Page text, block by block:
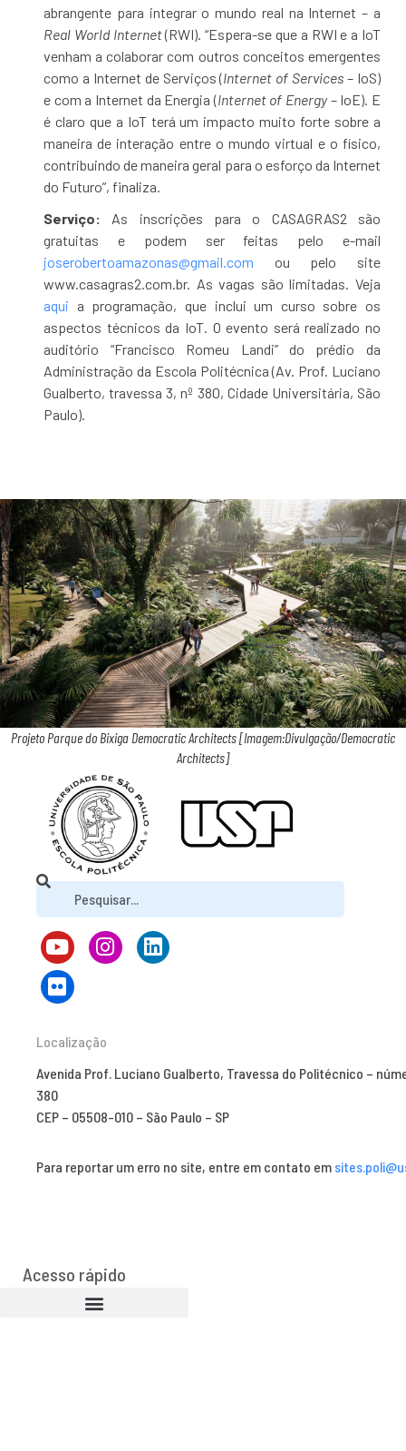
abrangente para integrar o mundo real na Internet – a
Real World Internet(RWI). “Espera-se que a RWI e a IoT
venham a colaborar com outros conceitos emergentes
como a Internet de Serviços (Internet of Services– IoS)
e com a Internet da Energia (Internet of Energy– IoE). E
é claro que a IoT terá um impacto muito forte sobre a
maneira de interação entre o mundo virtual e o físico,
contribuindo de maneira geral para o esforço da Internet
do Futuro”, finaliza.
Serviço: As inscrições para o CASAGRAS2 são
gratuitas e podem ser feitas pelo e-mail
joserobertoamazonas@gmail.com ou pelo site
www.casagras2.com.br. As vagas são limitadas. Veja
aqui a programação, que inclui um curso sobre os
aspectos técnicos da IoT. O evento será realizado no
auditório “Francisco Romeu Landi” do prédio da
Administração da Escola Politécnica (Av. Prof. Luciano
Gualberto, travessa 3, nº 380, Cidade Universitária, São
Paulo).
Projeto Parque do Bixiga Democratic Architects [Imagem:Divulgação/Democratic
Architects]
Localização
Avenida Prof. Luciano Gualberto, Travessa do Politécnico –
380
CEP – 05508-010 – São Paulo – SP
Para reportar um erro no site, entre em contato em
Acesso rápido